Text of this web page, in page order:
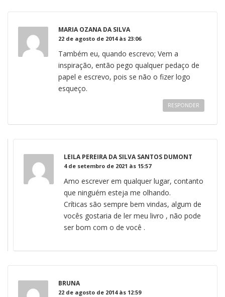
MARIA OZANA DA SILVA
22 de agosto de 2014 às 23:06
Também eu, quando escrevo; Vem a
inspiração, então pego qualquer pedaço de
papel e escrevo, pois se não o fizer logo
esqueço.
RESPONDER
LEILA PEREIRA DA SILVA SANTOS DUMONT
4 de setembro de 2021 às 15:57
Amo escrever em qualquer lugar, contanto
que ninguém esteja me olhando.
Críticas são sempre bem vindas, algum de
vocês gostaria de ler meu livro , não pode
ser bom com o de você .
BRUNA
22 de agosto de 2014 às 12:59